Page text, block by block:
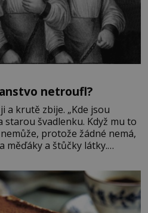
netroufl?
a krutě zbije. „Kde jsou
starou švadlenku. Když mu to
protože žádné nemá,
měďáky a štůčky látky.
ještě dlouho po jeho smrti